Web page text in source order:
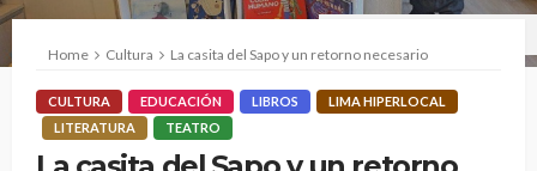
Home
Cultura La casita del Sapo y un retorno necesario
CULTURA EDUCACIÓN LIBROS
LIMA HIPERLOCAL
LITERATURA
TEATRO